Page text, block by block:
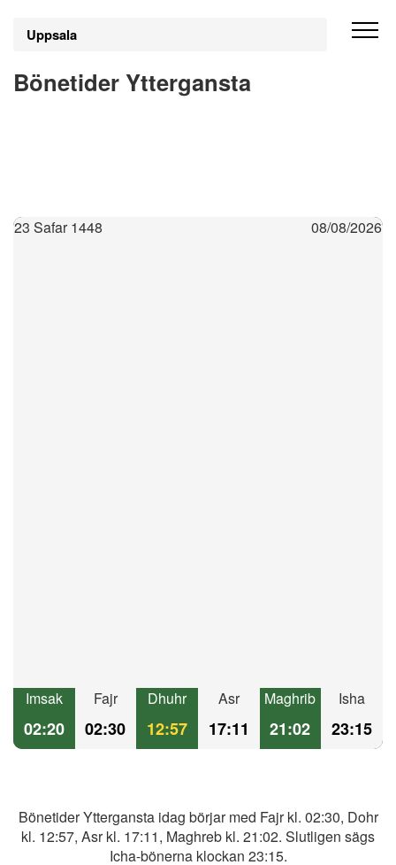
Uppsala
Bönetider Yttergansta
23 Safar 1448 08/08/2026
Imsak
02:20
Fajr
02:30
Dhuhr
12:57
Asr
17:11
Maghrib
21:02
Isha
23:15
Bönetider Yttergansta idag börjar med Fajr kl. 02:30, Dohr
kl. 12:57, Asr kl. 17:11, Maghreb kl. 21:02. Slutligen sägs
Icha-bönerna klockan 23:15.